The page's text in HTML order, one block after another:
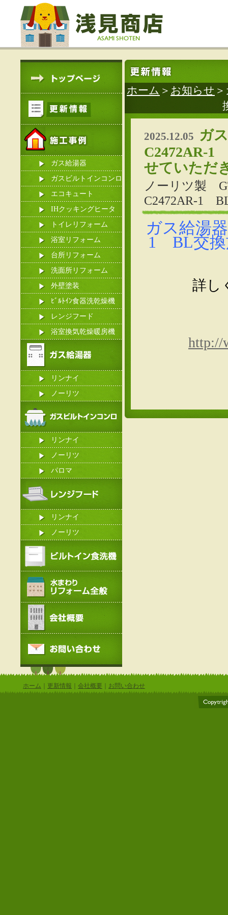
ガス給湯器
ガスビルトインコンロ
エコキュート
IHクッキングヒータ
ー
トイレリフォーム
浴室リフォーム
台所リフォーム
洗面所リフォーム
外壁塗装
ﾋﾞﾙﾄｲﾝ食器洗乾燥機
レンジフード
浴室換気乾燥暖房機
リンナイ
ノーリツ
リンナイ
ノーリツ
パロマ
リンナイ
ノーリツ
ホーム ＞ お知らせ
2025.12.05
ガ
C2472AR-
せていただ
ノーリツ製
C2472AR-1
ガス給湯
1 BL交換
詳し
http://
ホーム 更新情報 会社概要 お問い合わせ